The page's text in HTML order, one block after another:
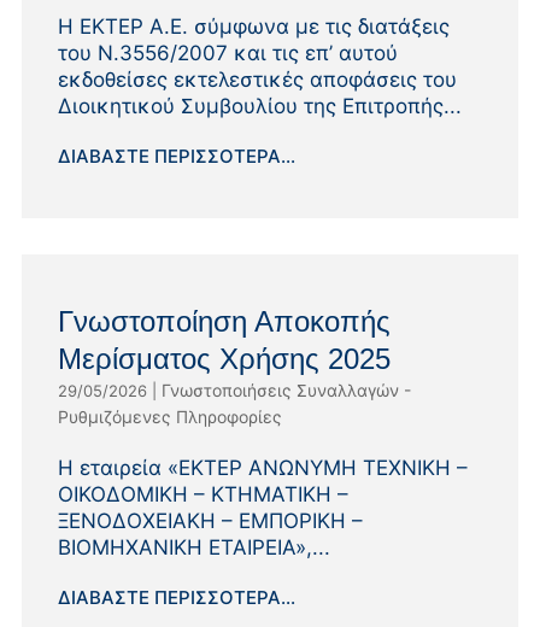
Η ΕΚΤΕΡ Α.Ε. σύμφωνα με τις διατάξεις
του Ν.3556/2007 και τις επ’ αυτού
εκδοθείσες εκτελεστικές αποφάσεις του
Διοικητικού Συμβουλίου της Επιτροπής...
ΔΙΑΒΆΣΤΕ ΠΕΡΙΣΣΌΤΕΡΑ...
Γνωστοποίηση Αποκοπής
Μερίσματος Χρήσης 2025
29/05/2026| Γνωστοποιήσεις Συναλλαγών -
Ρυθμιζόμενες Πληροφορίες
Η εταιρεία «EΚΤΕΡ ΑΝΩΝΥΜΗ ΤΕΧΝΙΚΗ –
ΟΙΚΟΔΟΜΙΚΗ – ΚΤΗΜΑΤΙΚΗ –
ΞΕΝΟΔΟΧΕΙΑΚΗ – ΕΜΠΟΡΙΚΗ –
ΒΙΟΜΗΧΑΝΙΚΗ ΕΤΑΙΡΕΙΑ»,...
ΔΙΑΒΆΣΤΕ ΠΕΡΙΣΣΌΤΕΡΑ...